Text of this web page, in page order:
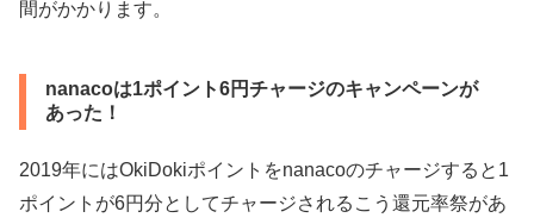
間がかかります。
nanacoは1ポイント6円チャージのキャンペーンが
あった！
2019年にはOkiDokiポイントをnanacoのチャージすると1
ポイントが6円分としてチャージされるこう還元率祭があ